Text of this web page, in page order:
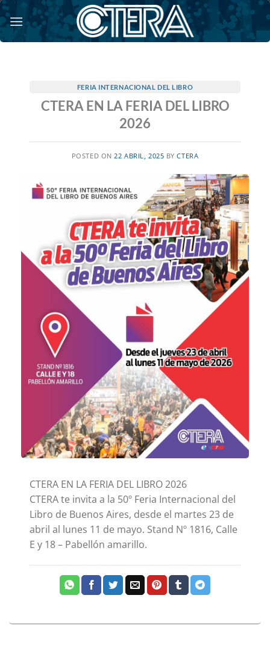
Saltar
al
contenido
FERIA INTERNACIONAL DEL LIBRO
CTERA EN LA FERIA DEL LIBRO
2026
POSTED ON 22 ABRIL, 2025 BYCTERA
CTERA EN LA FERIA DEL LIBRO 2026
CTERA te invita a la 50º Feria Internacional del
Libro de Buenos Aires, desde el martes 23 de
abril al lunes 11 de mayo. Stand Nº 1816, Calle
E y 18 – Pabellón amarillo.